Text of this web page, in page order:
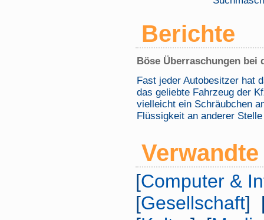
Berichte
Böse Überraschungen bei
Fast jeder Autobesitzer hat
das geliebte Fahrzeug der
vielleicht ein Schräubchen
Flüssigkeit an anderer
[Computer &
[Gesellschaft]